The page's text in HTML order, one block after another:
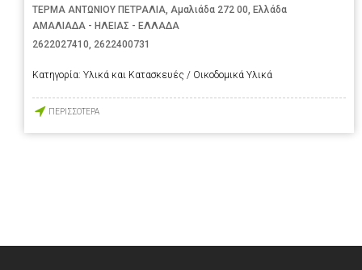
ΤΕΡΜΑ ΑΝΤΩΝΙΟΥ ΠΕΤΡΑΛΙΑ, Αμαλιάδα 272 00, Ελλάδα
ΑΜΑΛΙΑΔΑ - ΗΛΕΙΑΣ - ΕΛΛΑΔΑ
2622027410, 2622400731
Κατηγορία: Υλικά και Κατασκευές / Οικοδομικά Υλικά
ΠΕΡΙΣΣΟΤΕΡΑ